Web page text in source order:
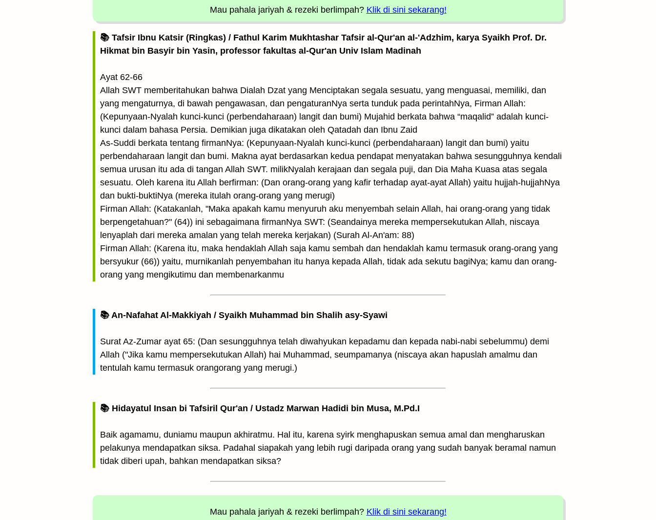
Mau pahala jariyah & rezeki berlimpah? Klik di sini sekarang!
📚 Tafsir Ibnu Katsir (Ringkas) / Fathul Karim Mukhtashar Tafsir al-Qur'an al-'Adzhim, karya Syaikh Prof. Dr.
Hikmat bin Basyir bin Yasin, professor fakultas al-Qur'an Univ Islam Madinah
Ayat 62-66
Allah SWT memberitahukan bahwa Dialah Dzat yang Menciptakan segala sesuatu, yang menguasai, memiliki, dan
yang mengaturnya, di bawah pengawasan, dan pengaturanNya serta tunduk pada perintahNya, Firman Allah:
(Kepunyaan-Nyalah kunci-kunci (perbendaharaan) langit dan bumi) Mujahid berkata bahwa “maqalid” adalah kunci-
kunci dalam bahasa Persia. Demikian juga dikatakan oleh Qatadah dan Ibnu Zaid
As-Suddi berkata tentang firmanNya: (Kepunyaan-Nyalah kunci-kunci (perbendaharaan) langit dan bumi) yaitu
perbendaharaan langit dan bumi. Makna ayat berdasarkan kedua pendapat menyatakan bahwa sesungguhnya kendali
semua urusan itu ada di tangan Allah SWT. milikNyalah kerajaan dan segala puji, dan Dia Maha Kuasa atas segala
sesuatu. Oleh karena itu Allah berfirman: (Dan orang-orang yang kafir terhadap ayat-ayat Allah) yaitu hujjah-hujjahNya
dan bukti-buktiNya (mereka itulah orang-orang yang merugi)
Firman Allah: (Katakanlah, "Maka apakah kamu menyuruh aku menyembah selain Allah, hai orang-orang yang tidak
berpengetahuan?" (64)) ini sebagaimana firmanNya SWT: (Seandainya mereka mempersekutukan Allah, niscaya
lenyaplah dari mereka amalan yang telah mereka kerjakan) (Surah Al-An'am: 88)
Firman Allah: (Karena itu, maka hendaklah Allah saja kamu sembah dan hendak­lah kamu termasuk orang-orang yang
bersyukur (66)) yaitu, murnikanlah penyembahan itu hanya kepada Allah, tidak ada sekutu bagiNya; kamu dan orang-
orang yang mengikutimu dan membenarkanmu
📚 An-Nafahat Al-Makkiyah / Syaikh Muhammad bin Shalih asy-Syawi
Surat Az-Zumar ayat 65: (Dan sesungguhnya telah diwahyukan kepadamu dan kepada nabi-nabi sebelummu) demi
Allah ("Jika kamu mempersekutukan Allah) hai Muhammad, seumpamanya (niscaya akan hapuslah amalmu dan
tentulah kamu termasuk orangorang yang merugi.)
📚 Hidayatul Insan bi Tafsiril Qur'an / Ustadz Marwan Hadidi bin Musa, M.Pd.I
Baik agamamu, duniamu maupun akhiratmu. Hal itu, karena syirk menghapuskan semua amal dan mengharuskan
pelakunya mendapatkan siksa. Padahal siapakah yang lebih rugi daripada orang yang sudah banyak beramal namun
tidak diberi upah, bahkan mendapatkan siksa?
Mau pahala jariyah & rezeki berlimpah? Klik di sini sekarang!